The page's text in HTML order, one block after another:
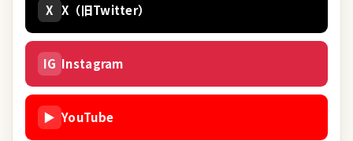
X X（旧Twitter）
IG Instagram
▶ YouTube